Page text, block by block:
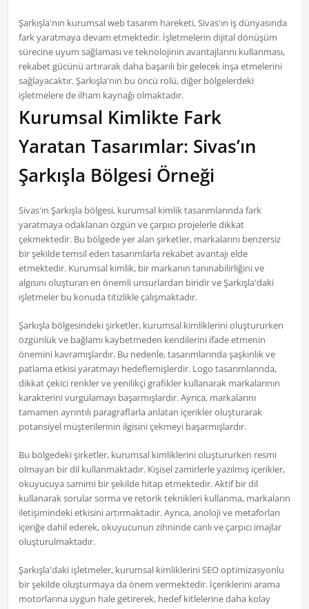
Şarkışla'nın kurumsal web tasarım hareketi, Sivas'ın iş dünyasında
fark yaratmaya devam etmektedir. İşletmelerin dijital dönüşüm
sürecine uyum sağlaması ve teknolojinin avantajlarını kullanması,
rekabet gücünü artırarak daha başarılı bir gelecek inşa etmelerini
sağlayacaktır. Şarkışla'nın bu öncü rolü, diğer bölgelerdeki
işletmelere de ilham kaynağı olmaktadır.
Kurumsal Kimlikte Fark
Yaratan Tasarımlar: Sivas’ın
Şarkışla Bölgesi Örneği
Sivas'ın Şarkışla bölgesi, kurumsal kimlik tasarımlarında fark
yaratmaya odaklanan özgün ve çarpıcı projelerle dikkat
çekmektedir. Bu bölgede yer alan şirketler, markalarını benzersiz
bir şekilde temsil eden tasarımlarla rekabet avantajı elde
etmektedir. Kurumsal kimlik, bir markanın tanınabilirliğini ve
algısını oluşturan en önemli unsurlardan biridir ve Şarkışla'daki
işletmeler bu konuda titizlikle çalışmaktadır.
Şarkışla bölgesindeki şirketler, kurumsal kimliklerini oluştururken
özgünlük ve bağlamı kaybetmeden kendilerini ifade etmenin
önemini kavramışlardır. Bu nedenle, tasarımlarında şaşkınlık ve
patlama etkisi yaratmayı hedeflemişlerdir. Logo tasarımlarında,
dikkat çekici renkler ve yenilikçi grafikler kullanarak markalarının
karakterini vurgulamayı başarmışlardır. Ayrıca, markalarını
tamamen ayrıntılı paragraflarla anlatan içerikler oluşturarak
potansiyel müşterilerinin ilgisini çekmeyi başarmışlardır.
Bu bölgedeki şirketler, kurumsal kimliklerini oluştururken resmi
olmayan bir dil kullanmaktadır. Kişisel zamirlerle yazılmış içerikler,
okuyucuya samimi bir şekilde hitap etmektedir. Aktif bir dil
kullanarak sorular sorma ve retorik teknikleri kullanma, markaların
iletişimindeki etkisini artırmaktadır. Ayrıca, anoloji ve metaforları
içeriğe dahil ederek, okuyucunun zihninde canlı ve çarpıcı imajlar
oluşturulmaktadır.
Şarkışla'daki işletmeler, kurumsal kimliklerini SEO optimizasyonlu
bir şekilde oluşturmaya da önem vermektedir. İçeriklerini arama
motorlarına uygun hale getirerek, hedef kitlelerine daha kolay